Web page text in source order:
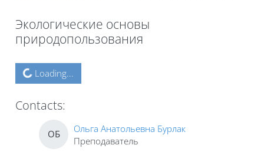
Экологические основы
природопользования
Blocks
Loading...
Contacts:
ОБ
Ольга Анатольевна Бурлак
Преподаватель